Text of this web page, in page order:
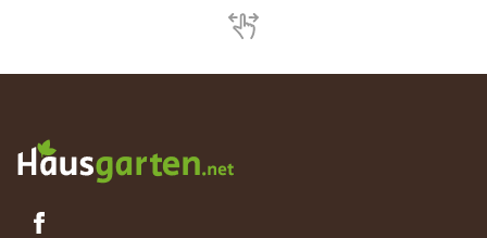
selber machen möchte, erhält hier eine